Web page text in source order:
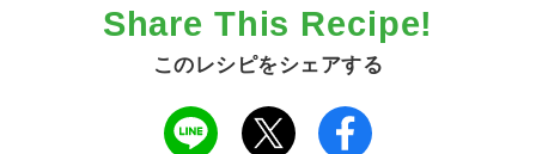
Share This Recipe!
このレシピをシェアする